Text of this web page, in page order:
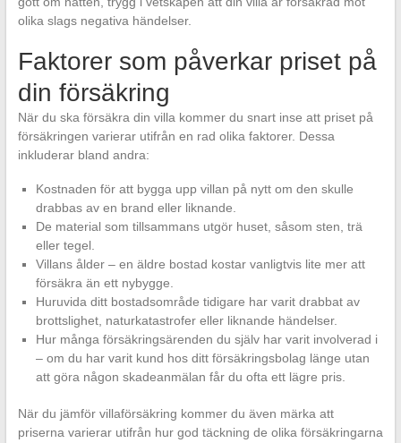
olika slags negativa händelser.
Faktorer som påverkar priset på
din försäkring
När du ska försäkra din villa kommer du snart inse att priset på
försäkringen varierar utifrån en rad olika faktorer. Dessa
inkluderar bland andra:
Kostnaden för att bygga upp villan på nytt om den skulle
drabbas av en brand eller liknande.
De material som tillsammans utgör huset, såsom sten, trä
eller tegel.
Villans ålder – en äldre bostad kostar vanligtvis lite mer att
försäkra än ett nybygge.
Huruvida ditt bostadsområde tidigare har varit drabbat av
brottslighet, naturkatastrofer eller liknande händelser.
Hur många försäkringsärenden du själv har varit involverad i
– om du har varit kund hos ditt försäkringsbolag länge utan
att göra någon skadeanmälan får du ofta ett lägre pris.
När du jämför villaförsäkring kommer du även märka att
priserna varierar utifrån hur god täckning de olika försäkringarna